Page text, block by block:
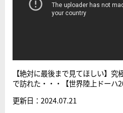
【絶対に最後まで見てほしい】
で訪れた・・・【世界陸上ドーハ
更新日：2024.07.21